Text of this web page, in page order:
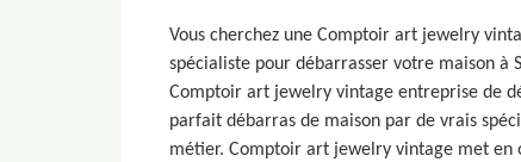
Vous cherchez une Comptoir art jewelry
spécialiste pour débarrasser votre maison à
Comptoir art jewelry vintage entreprise de
parfait débarras de maison par de vrais
métier. Comptoir art jewelry vintage met en